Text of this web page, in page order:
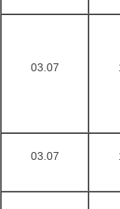
03.07
03.07